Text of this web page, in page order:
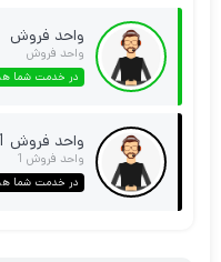
واحد فروش
واحد فروش
در خدمت شما
واحد فروش 1
واحد فروش 1
در خدمت شما